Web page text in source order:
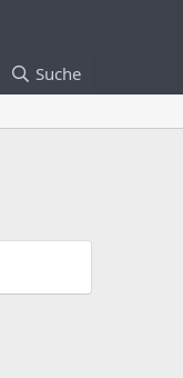
Suche